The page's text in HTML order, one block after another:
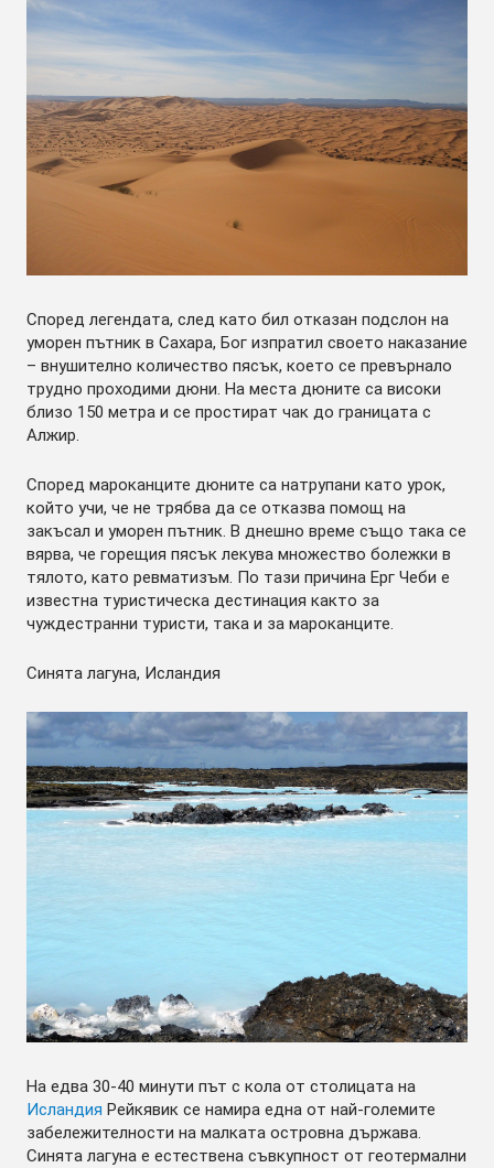
Според легендата, след като бил отказан подслон на
уморен пътник в Сахара, Бог изпратил своето наказание
– внушително количество пясък, което се превърнало
трудно проходими дюни. На места дюните са високи
близо 150 метра и се простират чак до границата с
Алжир.
Според мароканците дюните са натрупани като урок,
който учи, че не трябва да се отказва помощ на
закъсал и уморен пътник. В днешно време също така се
вярва, че горещия пясък лекува множество болежки в
тялото, като ревматизъм. По тази причина Ерг Чеби е
известна туристическа дестинация както за
чуждестранни туристи, така и за мароканците.
Синята лагуна, Исландия
На едва 30-40 минути път с кола от столицата на
Исландия Рейкявик се намира една от най-големите
забележителности на малката островна държава.
Синята лагуна е естествена съвкупност от геотермални